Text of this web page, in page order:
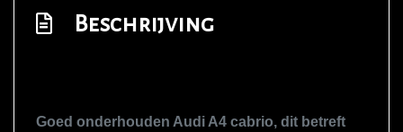
Bi-xenon koplampen
Elektrisch bedienbare kap
Beschrijving
Goed onderhouden Audi A4 cabrio, dit betreft